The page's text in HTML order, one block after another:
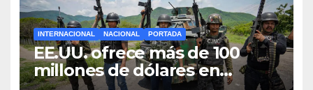
INTERNACIONAL NACIONAL PORTADA
EE.UU. ofrece más de 100
millones de dólares en